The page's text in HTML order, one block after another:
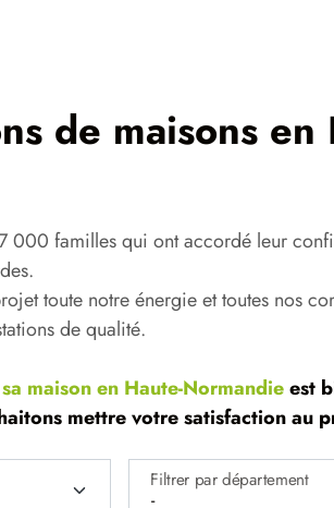
de maisons en
000 familles qui ont accordé leur
toute notre énergie et toutes nos
de qualité.
maison en Haute-Normandieest
mettre votre satisfaction au
Filtrer par département